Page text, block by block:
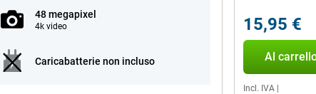
48 megapixel
4k video
Caricabatterie non incluso
15,95 €
Al
Incl. IVA